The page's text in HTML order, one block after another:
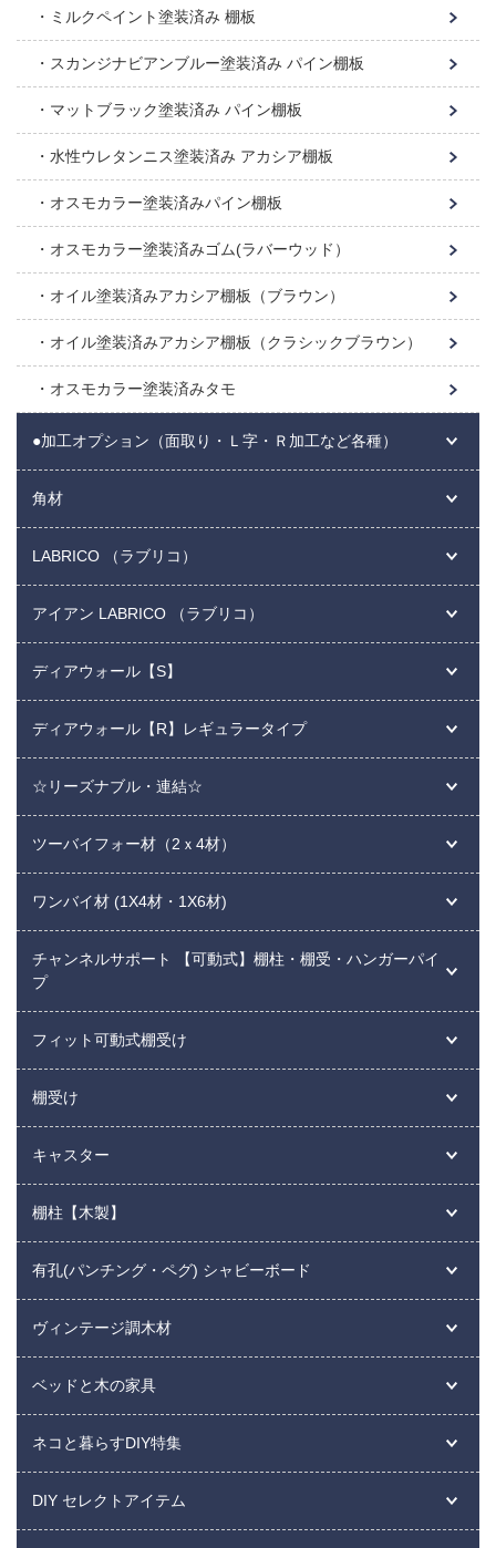
ミルクペイント塗装済み 棚板
スカンジナビアンブルー塗装済み パイン棚板
マットブラック塗装済み パイン棚板
水性ウレタンニス塗装済み アカシア棚板
オスモカラー塗装済みパイン棚板
オスモカラー塗装済みゴム(ラバーウッド）
オイル塗装済みアカシア棚板（ブラウン）
オイル塗装済みアカシア棚板（クラシックブラウン）
オスモカラー塗装済みタモ
●加工オプション（面取り・Ｌ字・Ｒ加工など各種）
角材
LABRICO （ラブリコ）
アイアン LABRICO （ラブリコ）
ディアウォール【S】
ディアウォール【R】レギュラータイプ
☆リーズナブル・連結☆
ツーバイフォー材（2ｘ4材）
ワンバイ材 (1X4材・1X6材)
チャンネルサポート 【可動式】棚柱・棚受・ハンガーパイ
プ
フィット可動式棚受け
棚受け
キャスター
棚柱【木製】
有孔(パンチング・ペグ) シャビーボード
ヴィンテージ調木材
ベッドと木の家具
ネコと暮らすDIY特集
DIY セレクトアイテム